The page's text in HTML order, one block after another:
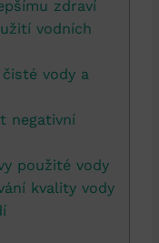
zdraví
vodních
vody a
negativní
použité vody
kvality vody